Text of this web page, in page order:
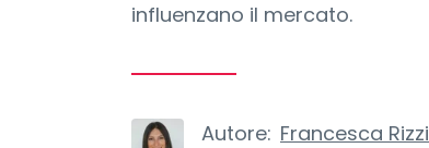
influenzano il mercato.
Autore: Francesca Rizzi